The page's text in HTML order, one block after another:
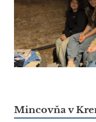
Mincovňa v